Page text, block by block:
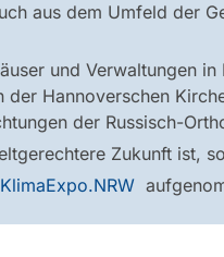
aus dem Umfeld der
und Verwaltungen
Hannoverschen
der Russisch-
Zukunft ist,
KlimaExpo.NRW